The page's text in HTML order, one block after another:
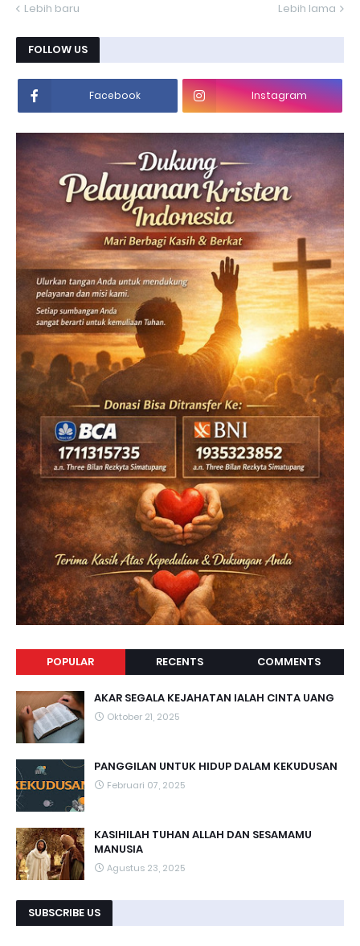
Lebih baru Lebih lama
FOLLOW US
Facebook Instagram
POPULAR RECENTS COMMENTS
AKAR SEGALA KEJAHATAN IALAH CINTA UANG
Oktober 21, 2025
PANGGILAN UNTUK HIDUP DALAM KEKUDUSAN
Februari 07, 2025
KASIHILAH TUHAN ALLAH DAN SESAMAMU
MANUSIA
Agustus 23, 2025
SUBSCRIBE US